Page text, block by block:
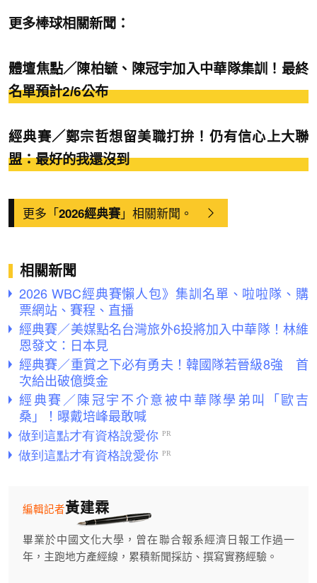
更多棒球相關新聞：
體壇焦點／陳柏毓、陳冠宇加入中華隊集訓！最終
名單預計2/6公布
經典賽／鄭宗哲想留美職打拚！仍有信心上大聯
盟：最好的我還沒到
更多「2026經典賽」相關新聞。
相關新聞
2026 WBC經典賽懶人包》集訓名單、啦啦隊、購
票網站、賽程、直播
經典賽／美媒點名台灣旅外6投將加入中華隊！林維
恩發文：日本見
經典賽／重賞之下必有勇夫！韓國隊若晉級8強 首
次給出破億獎金
經典賽／陳冠宇不介意被中華隊學弟叫「歐吉
桑」！曝戴培峰最敢喊
黃建霖
編輯記者
畢業於中國文化大學，曾在聯合報系經濟日報工作過一
年，主跑地方產經線，累積新聞採訪、撰寫實務經驗。